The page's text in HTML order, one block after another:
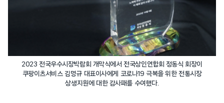
2023 전국우수시장박람회 개막식에서 전국상인연합회 정동식 회장이
쿠팡이츠서비스 김명규 대표이사에게 코로나19 극복을 위한 전통시장
상생지원에 대한 감사패를 수여했다.